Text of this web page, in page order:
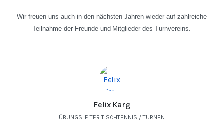
Wir freuen uns auch in den nächsten Jahren wieder auf zahlreiche
Teilnahme der Freunde und Mitglieder des Turnvereins.
Felix Karg
ÜBUNGSLEITER TISCHTENNIS / TURNEN